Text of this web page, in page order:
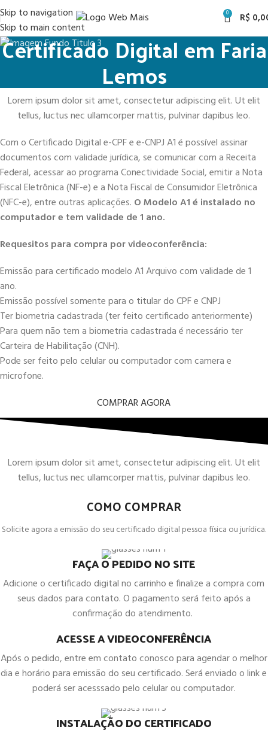
Skip to navigation
Skip to main content
0 R$
Certificado Digital em Faria
Lemos
Lorem ipsum dolor sit amet, consectetur adipiscing elit. Ut elit
tellus, luctus nec ullamcorper mattis, pulvinar dapibus leo.
Com o Certificado Digital e-CPF e e-CNPJ A1 é possível assinar
documentos com validade jurídica, se comunicar com a Receita
Federal, acessar ao programa Conectividade Social, emitir a Nota
Fiscal Eletrônica (NF-e) e a Nota Fiscal de Consumidor Eletrônica
(NFC-e), entre outras aplicações. O Modelo A1 é instalado no
computador e tem validade de 1 ano.
Requesitos para compra por videoconferência:
Emissão para certificado modelo A1 Arquivo com validade de 1
ano.
Emissão possível somente para o titular do CPF e CNPJ
Ter biometria cadastrada (ter feito certificado anteriormente)
Para quem não tem a biometria cadastrada é necessário ter
Carteira de Habilitação (CNH).
Pode ser feito pelo celular ou computador com camera e
microfone.
COMPRAR AGORA
Lorem ipsum dolor sit amet, consectetur adipiscing elit. Ut elit
tellus, luctus nec ullamcorper mattis, pulvinar dapibus leo.
COMO COMPRAR
Solicite agora a emissão do seu certificado digital pessoa física ou jurídica.
FAÇA O PEDIDO NO SITE
Adicione o certificado digital no carrinho e finalize a compra com
seus dados para contato. O pagamento será feito após a
confirmação do atendimento.
ACESSE A VIDEOCONFERÊNCIA
Após o pedido, entre em contato conosco para agendar o melhor
dia e horário para emissão do seu certificado. Será enviado o link e
poderá ser acesssado pelo celular ou computador.
INSTALAÇÃO DO CERTIFICADO